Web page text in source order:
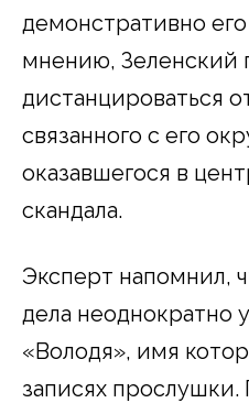
демонстративно
мнению, Зеленский
дистанцироваться
связанного с его
оказавшегося в
скандала.
Эксперт напомнил,
дела неоднократно
«Володя», имя
записях